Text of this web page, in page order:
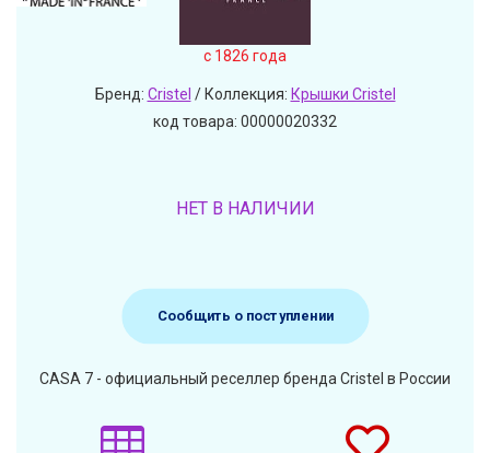
c 1826 года
Бренд: Cristel / Коллекция: Крышки Cristel
код товара: 00000020332
НЕТ В НАЛИЧИИ
Сообщить о поступлении
CASA 7 - официальный реселлер бренда Cristel в России